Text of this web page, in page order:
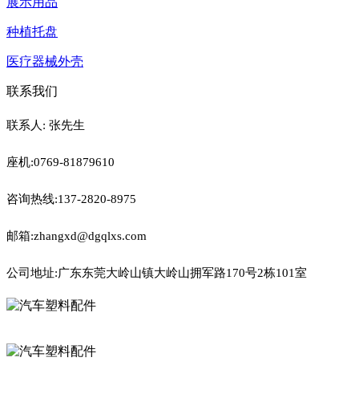
种植托盘
医疗器械外壳
联系我们
联系人: 张先生
座机:0769-81879610
咨询热线:137-2820-8975
邮箱:zhangxd@dgqlxs.com
公司地址:广东东莞大岭山镇大岭山拥军路170号2栋101室